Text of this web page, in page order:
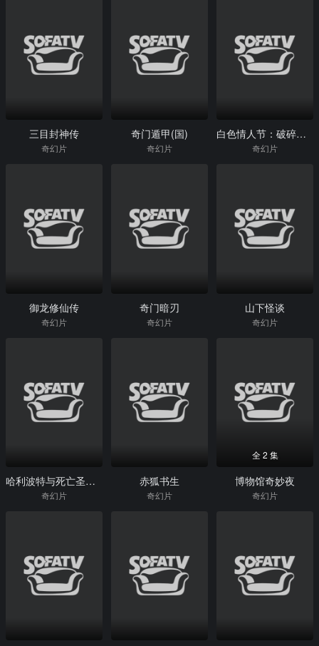
三目封神传
奇幻片
奇门遁甲(国)
奇幻片
白色情人节：破碎的结界
奇幻片
御龙修仙传
奇幻片
奇门暗刃
奇幻片
山下怪谈
奇幻片
哈利波特与死亡圣器(上)
奇幻片
赤狐书生
奇幻片
全 2 集
博物馆奇妙夜
奇幻片